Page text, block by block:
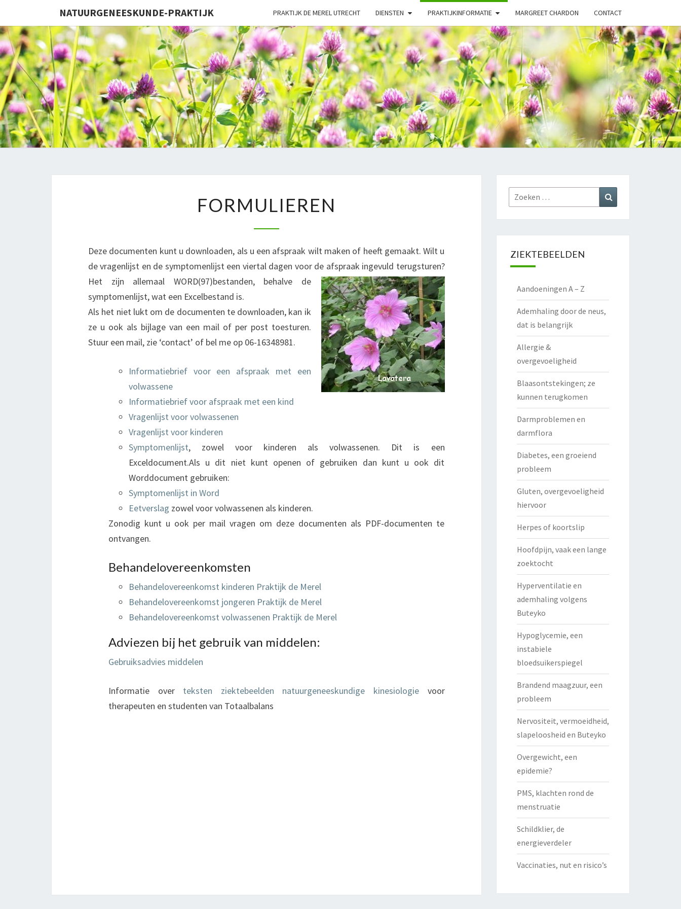
NATUURGENEESKUNDE-PRAKTIJK PRAKTIJK DE MEREL UTRECHT DIENSTEN PRAKTIJKINFORMATIE MARGREET CHARDON CONTACT
PRAKTIJK
FORMULIEREN
Deze documenten kunt u downloaden, als u een afspraak wilt maken of heeft gemaakt. Wilt u
de vragenlijst en de symptomenlijst een viertal dagen voor de afspraak ingevuld terugsturen?
Het zijn allemaal WORD(97)bestanden, behalve de
symptomenlijst, wat een Excelbestand is.
Als het niet lukt om de documenten te downloaden, kan ik
ze u ook als bijlage van een mail of per post toesturen.
Stuur een mail, zie ‘contact’ of bel me op 06-16348981.
Informatiebrief voor een afspraak met een
volwassene
Informatiebrief voor afspraak met een kind
Vragenlijst voor volwassenen
Vragenlijst voor kinderen
Symptomenlijst, zowel voor kinderen als volwassenen. Dit is een
Exceldocument.Als u dit niet kunt openen of gebruiken dan kunt u ook dit
Worddocument gebruiken:
Symptomenlijst in Word
Eetverslag zowel voor volwassenen als kinderen.
Zonodig kunt u ook per mail vragen om deze documenten als PDF-documenten te
ontvangen.
Behandelovereenkomsten
Behandelovereenkomst kinderen Praktijk de Merel
Behandelovereenkomst jongeren Praktijk de Merel
Behandelovereenkomst volwassenen Praktijk de Merel
Adviezen bij het gebruik van middelen:
Gebruiksadvies middelen
Informatie over teksten ziektebeelden natuurgeneeskundige kinesiologievoor
therapeuten en studenten van Totaalbalans
Zoeken
naar:
ZIEKTEBEELDEN
Aandoeningen A – Z
Ademhaling door de neus,
dat is belangrijk
Allergie &
overgevoeligheid
Blaasontstekingen; ze
kunnen terugkomen
Darmproblemen en
darmflora
Diabetes, een groeiend
probleem
Gluten, overgevoeligheid
hiervoor
Herpes of koortslip
Hoofdpijn, vaak een lange
zoektocht
Hyperventilatie en
ademhaling volgens
Buteyko
Hypoglycemie, een
instabiele
bloedsuikerspiegel
Brandend maagzuur, een
probleem
Nervositeit, vermoeidheid,
slapeloosheid en Buteyko
Overgewicht, een
epidemie?
PMS, klachten rond de
menstruatie
Schildklier, de
energieverdeler
Vaccinaties, nut en risico’s